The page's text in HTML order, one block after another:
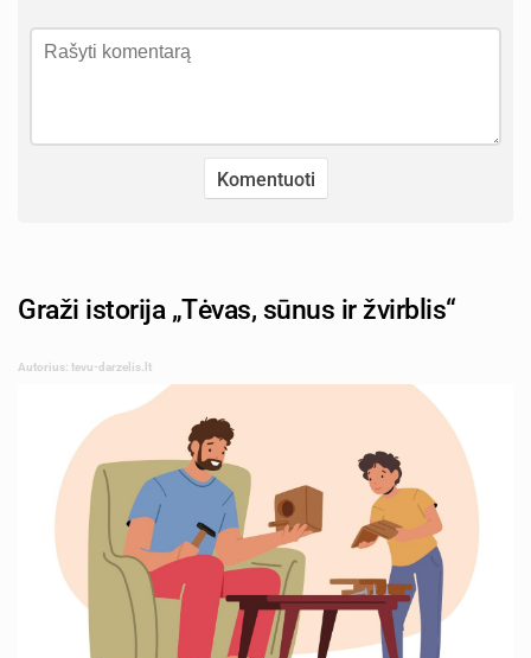
Graži istorija „Tėvas, sūnus ir žvirblis“
Autorius: tevu-darzelis.lt